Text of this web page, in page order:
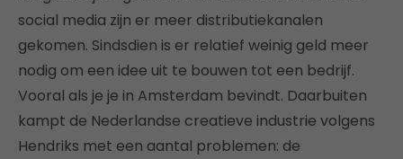
social media zijn er meer distributiekanalen
gekomen. Sindsdien is er relatief weinig geld meer
nodig om een idee uit te bouwen tot een bedrijf.
Vooral als je je in Amsterdam bevindt. Daarbuiten
kampt de Nederlandse creatieve industrie volgens
Hendriks met een aantal problemen: de